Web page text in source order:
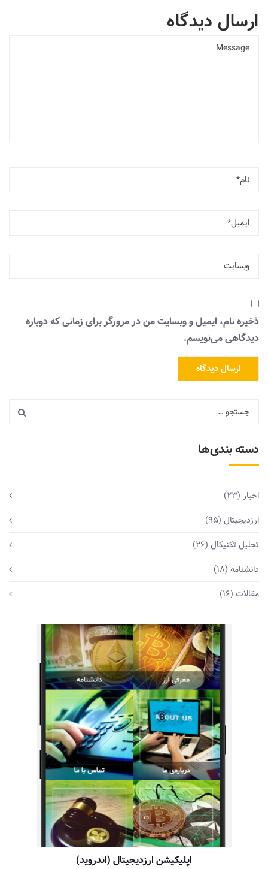
ارسال دیدگاه
ذخیره نام، ایمیل و وبسایت من در مرورگر برای زمانی که دوباره
دیدگاهی می‌نویسم.
دسته بندی‌ها
اخبار (23)
ارزدیجیتال (95)
تحلیل تکنیکال (26)
دانشنامه (18)
مقالات (16)
اپلیکیشن ارزدیجیتال (اندروید)